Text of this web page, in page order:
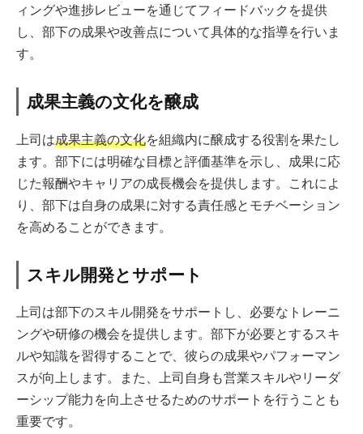
ィングや進捗レビューを通じてフィードバックを提供
し、部下の成果や改善点について具体的な指導を行いま
す。
成果主義の文化を醸成
上司は成果主義の文化を組織内に醸成する役割を果たし
ます。部下には明確な目標と評価基準を示し、成果に応
じた報酬やキャリアの成長機会を提供します。これによ
り、部下は自身の成果に対する責任感とモチベーション
を高めることができます。
スキル開発とサポート
上司は部下のスキル開発をサポートし、必要なトレーニ
ングや研修の機会を提供します。部下が必要とするスキ
ルや知識を習得することで、彼らの成果やパフォーマン
スが向上します。また、上司自身も営業スキルやリーダ
ーシップ能力を向上させるためのサポートを行うことも
重要です。